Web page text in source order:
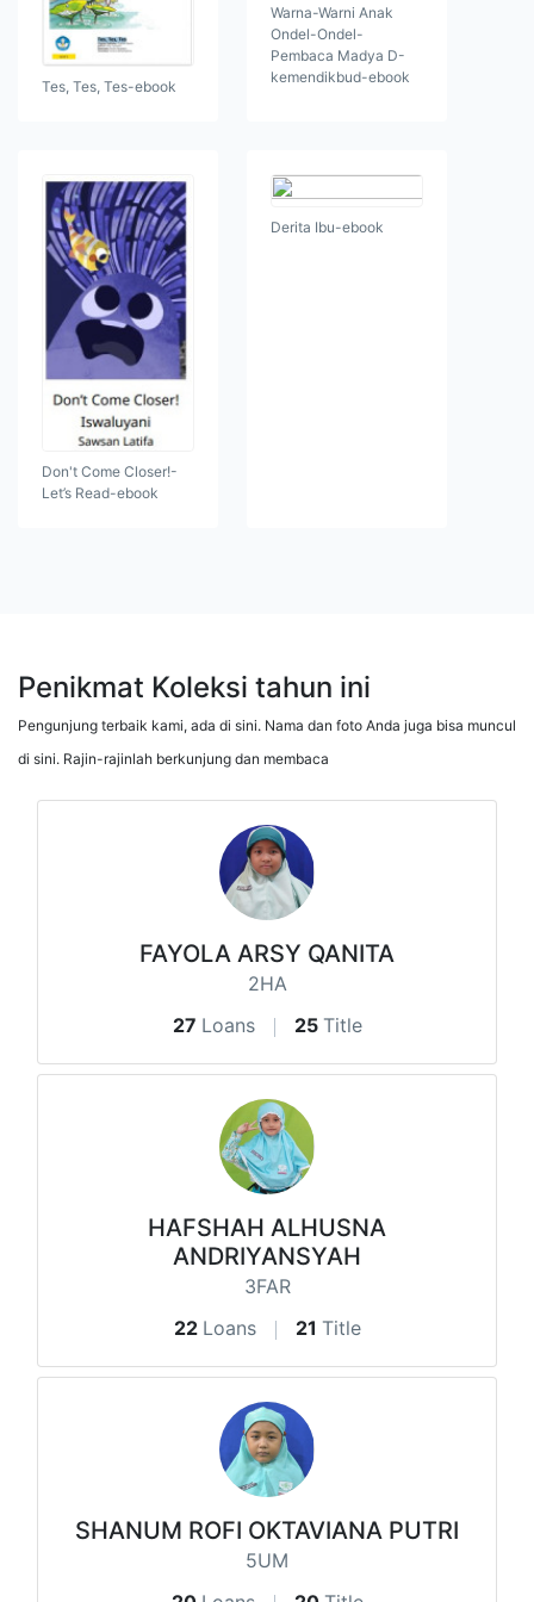
Tes, Tes, Tes-ebook
Warna-Warni Anak
Ondel-Ondel-
Pembaca Madya D-
kemendikbud-ebook
Don't Come Closer!-
Let’s Read-ebook
Derita Ibu-ebook
Penikmat Koleksi tahun ini
Pengunjung terbaik kami, ada di sini. Nama dan foto Anda juga bisa muncul
di sini. Rajin-rajinlah berkunjung dan membaca
FAYOLA ARSY QANITA
2HA
27 Loans 25 Title
HAFSHAH ALHUSNA
ANDRIYANSYAH
3FAR
22 Loans 21 Title
SHANUM ROFI OKTAVIANA PUTRI
5UM